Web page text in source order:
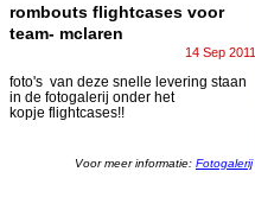
rombouts flightcases voor
team- mclaren
14 Sep 2011
foto's van deze snelle levering staan
in de fotogalerij onder het
kopje flightcases!!
Voor meer informatie: Fotogalerij